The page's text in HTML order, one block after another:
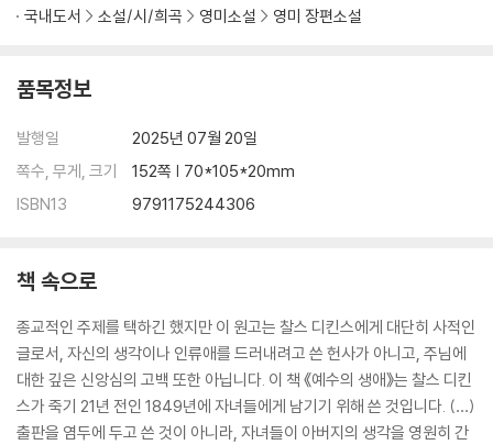
국내도서
소설/시/희곡 영미소설 영미 장편소설
품목정보
발행일
2025년 07월 20일
쪽수, 무게, 크기
152쪽 | 70*105*20mm
ISBN13
9791175244306
책 속으로
종교적인 주제를 택하긴 했지만 이 원고는 찰스 디킨스에게 대단히 사적인
글로서, 자신의 생각이나 인류애를 드러내려고 쓴 헌사가 아니고, 주님에
대한 깊은 신앙심의 고백 또한 아닙니다. 이 책 《예수의 생애》는 찰스 디킨
스가 죽기 21년 전인 1849년에 자녀들에게 남기기 위해 쓴 것입니다. (…)
출판을 염두에 두고 쓴 것이 아니라, 자녀들이 아버지의 생각을 영원히 간